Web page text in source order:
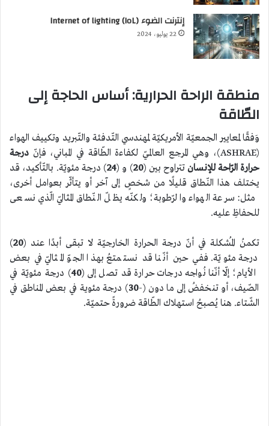
إنترنت الضوء Internet of lighting (IoL)
22 يوليو، 2024
منطقة الراحة الحرارية: أساس الحاجة إلى
الطّاقة
وَفقًا لمعايير الجمعيّة الأمريكيّة لمهندسي التّدفئة والتّبريد وتكييف الهواء
(ASHRAE)، وهي المرجع العالميّ لكفاءة الطّاقة في المباني، فإنّ
درجة
حرارة الرّاحة للإنسانتتراوح بين (20) و (24) درجة مئويّة. بالتّأكيد، قد
يختلف هذا النّطاق قليلًا من شخصٍ إلى آخر أو يتأثّر بعوامل أخرى،
مثل: سرعة الهواء والرّطوبة؛ ولكنّه يظلّ النّطاق المثاليّ الّذي نسعى
للحفاظِ عليه.
تكمنُ المُشكلة في أنّ درجة الحرارة الخارجيّة لا تبقى أبدًا عند (20
)
درجة مئويّة. ففي حين أنّنا قد نستمتعُ بهذا الجوّ المثاليّ في بعض
الأيام؛ إلّا أنّنا نُواجه درجات حرارة قد تصل إلى (40) درجة مئويّة في
الصّيف، أو تنخفضُ إلى ما دون (-30) درجة مئوية في بعض المناطق في
الشّتاء. هنا يُصبحُ استهلاك الطّاقة ضرورةً حتميّة.